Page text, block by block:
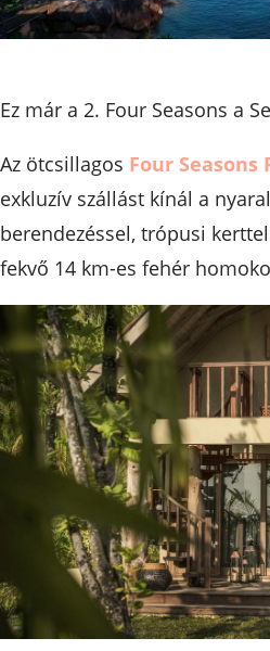
Ez már a 2. Four Seasons a
Az ötcsillagos Four Seasons
exkluzív szállást kínál a
berendezéssel, trópusi
fekvő 14 km-es fehér